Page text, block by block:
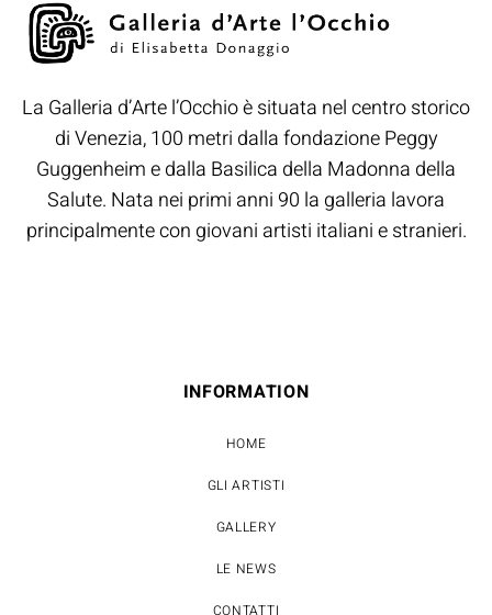
La Galleria d’Arte l’Occhio è situata nel centro storico
di Venezia, 100 metri dalla fondazione Peggy
Guggenheim e dalla Basilica della Madonna della
Salute. Nata nei primi anni 90 la galleria lavora
principalmente con giovani artisti italiani e stranieri.
INFORMATION
HOME
GLI ARTISTI
GALLERY
LE NEWS
CONTATTI